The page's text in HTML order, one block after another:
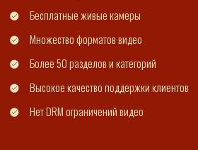
Бесплатные живые камеры
Множество форматов видео
Более 50 разделов и категорий
Высокое качество поддержки клиентов
Нет DRM ограничений видео